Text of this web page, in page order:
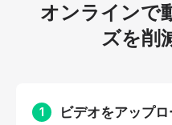
オンラインで
ズを削
1 ビデオをアップロ